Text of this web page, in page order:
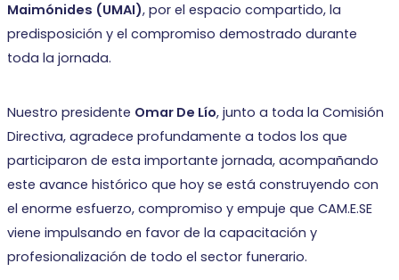
Maimónides (UMAI), por el espacio compartido, la
predisposición y el compromiso demostrado durante
toda la jornada.
Nuestro presidente Omar De Lío, junto a toda la Comisión
Directiva, agradece profundamente a todos los que
participaron de esta importante jornada, acompañando
este avance histórico que hoy se está construyendo con
el enorme esfuerzo, compromiso y empuje que CAM.E.SE
viene impulsando en favor de la capacitación y
profesionalización de todo el sector funerario.